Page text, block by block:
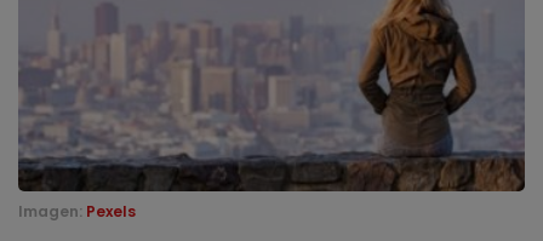
Imagen: Pexels